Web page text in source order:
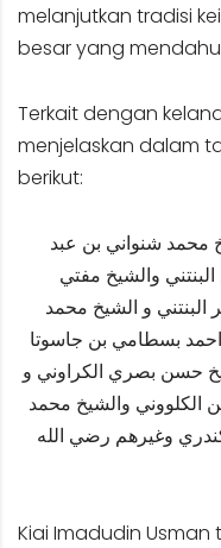
melanjutkan tradisi
besar yang
Terkait dengan
menjelaskan dalam
berikut:
محمد شنواني بن عبد
والشيخ مفتي
و الشيخ محمد
بسطامي بن جاسوتا
حسن بصري الكراوني و
الكلووني والشيخ محمد
وغيرهم رضي الله
Kiai Imadudin